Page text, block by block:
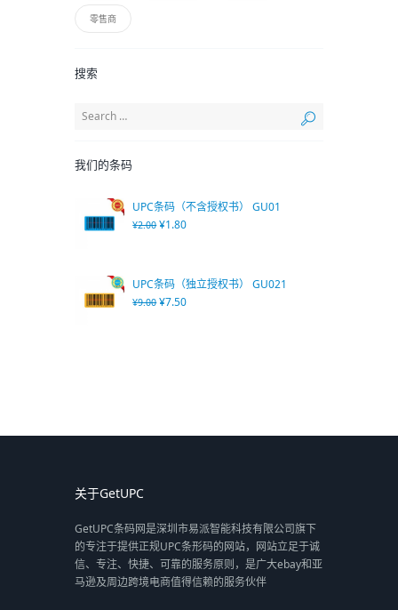
零售商
搜索
我们的条码
UPC条码（不含授权书） GU01
¥2.00 ¥1.80
UPC条码（独立授权书） GU021
¥9.00 ¥7.50
关于GetUPC
GetUPC条码网是深圳市易派智能科技有限公司旗下
的专注于提供正规UPC条形码的网站，网站立足于诚
信、专注、快捷、可靠的服务原则，是广大ebay和亚
马逊及周边跨境电商值得信赖的服务伙伴